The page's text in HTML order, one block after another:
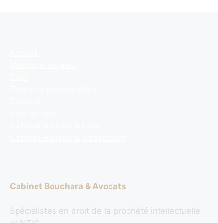
Cabinet Bouchara & Avocats
Spécialistes en droit de la propriété intellectuelle